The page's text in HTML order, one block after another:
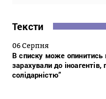
Тексти
06 Серпня
В списку може опинитись
зарахували до
солідарністю”